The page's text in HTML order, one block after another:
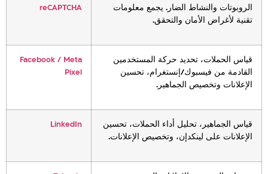
الروبوتات والنشاط الضار. يجمع معلومات
تقنية لأغراض الأمان والتحقق.
reCAPTCHA
قياس الحملات، تحديد حركة المستخدمين
القادمة من فيسبوك/إنستغرام، تحسين
الإعلانات وتخصيص الجماهير.
Facebook / Meta
Pixel
قياس الجماهير، تحليل أداء الحملات، تحسين
الإعلانات على لينكدإن، وتخصيص الإعلانات.
LinkedIn